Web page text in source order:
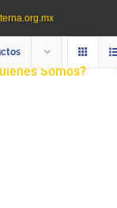
Somos?